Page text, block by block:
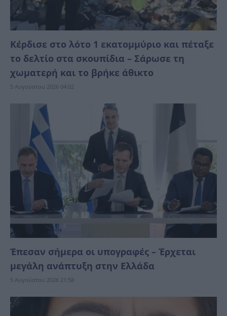
Κέρδισε στο λότο 1 εκατομμύριο και πέταξε
το δελτίο στα σκουπίδια – Σάρωσε τη
χωματερή και το βρήκε άθικτο
5 Αυγούστου 2026 04:02
Έπεσαν σήμερα οι υπογραφές – Έρχεται
μεγάλη ανάπτυξη στην Ελλάδα
5 Αυγούστου 2026 21:58